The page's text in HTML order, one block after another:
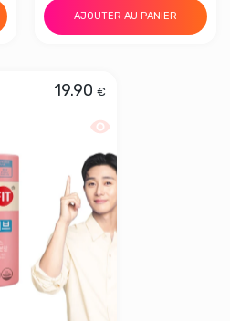
AJOUTER AU PANIER
19.90€
Aperçu rapide